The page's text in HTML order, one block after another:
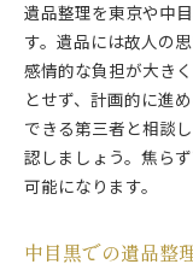
中目黒で
不安を払
東京で遺
中目黒で安心
安心して
中目黒で
遺品整理
遺品整理を東京や中
す。遺品には故人の
感情的な負担が大き
とせず、計画的に進
できる第三者と相談
認しましょう。焦ら
可能になります。
中目黒での遺品整